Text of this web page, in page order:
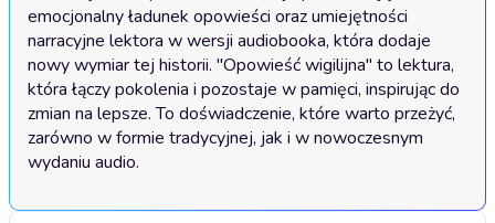
emocjonalny ładunek opowieści oraz umiejętności
narracyjne lektora w wersji audiobooka, która dodaje
nowy wymiar tej historii. "Opowieść wigilijna" to lektura,
która łączy pokolenia i pozostaje w pamięci, inspirując do
zmian na lepsze. To doświadczenie, które warto przeżyć,
zarówno w formie tradycyjnej, jak i w nowoczesnym
wydaniu audio.